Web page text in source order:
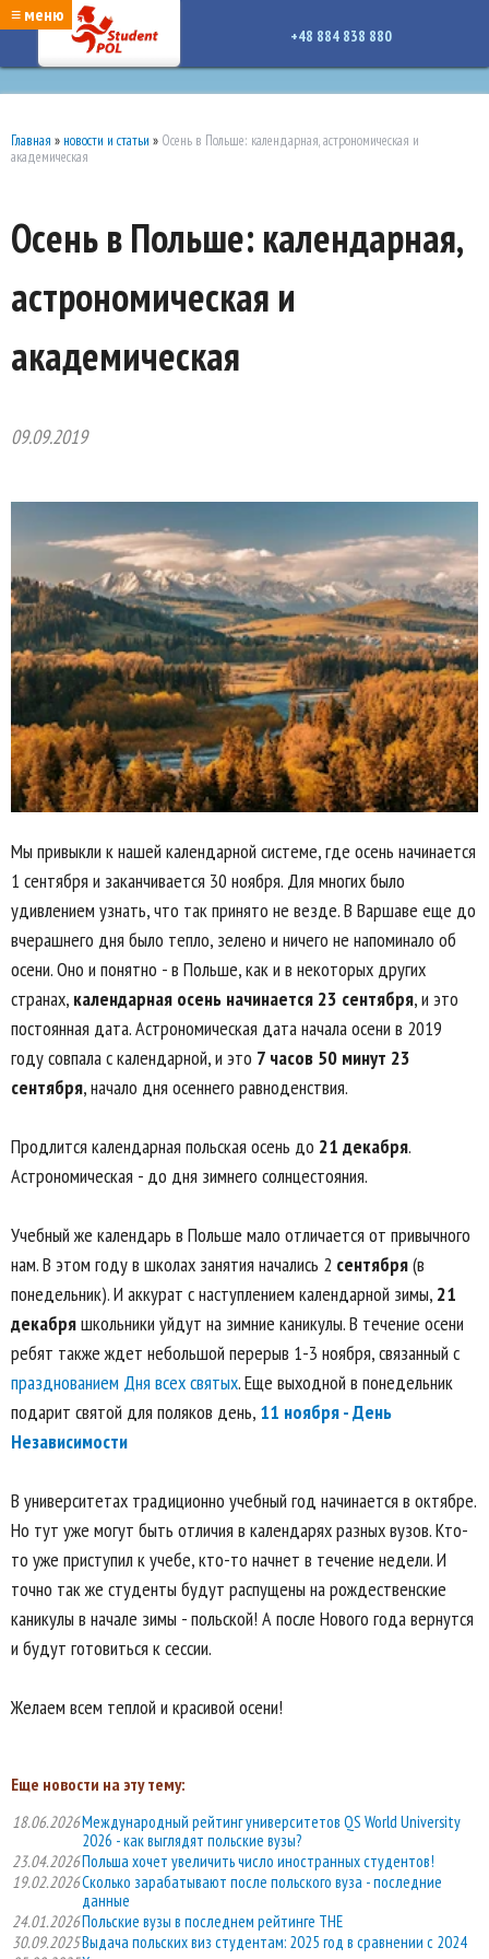
google-site-verification: google7a917c261df1566b.htmlgoogle-site-verification:
google7a917c261df1566b.html
≡ меню
+48 884 838 880
Главная » новости и статьи » Осень в Польше: календарная, астрономическая и
академическая
Осень в Польше: календарная,
астрономическая и
академическая
09.09.2019
Мы привыкли к нашей календарной системе, где осень начинается
1 сентября и заканчивается 30 ноября. Для многих было
удивлением узнать, что так принято не везде. В Варшаве еще до
вчерашнего дня было тепло, зелено и ничего не напоминало об
осени. Оно и понятно - в Польше, как и в некоторых других
странах, календарная осень начинается 23 сентября, и это
постоянная дата. Астрономическая дата начала осени в 2019
году совпала с календарной, и это 7 часов 50 минут 23
сентября, начало дня осеннего равноденствия.
Продлится календарная польская осень до 21 декабря.
Астрономическая - до дня зимнего солнцестояния.
Учебный же календарь в Польше мало отличается от привычного
нам. В этом году в школах занятия начались 2 сентября(в
понедельник). И аккурат с наступлением календарной зимы, 21
декабряшкольники уйдут на зимние каникулы. В течение осени
ребят также ждет небольшой перерыв 1-3 ноября, связанный с
празднованием Дня всех святых. Еще выходной в понедельник
подарит святой для поляков день, 11 ноября - День
Независимости
В университетах традиционно учебный год начинается в октябре.
Но тут уже могут быть отличия в календарях разных вузов. Кто-
то уже приступил к учебе, кто-то начнет в течение недели. И
точно так же студенты будут распущены на рождественские
каникулы в начале зимы - польской! А после Нового года вернутся
и будут готовиться к сессии.
Желаем всем теплой и красивой осени!
Еще новости на эту тему:
18.06.2026Международный рейтинг университетов QS World University
2026 - как выглядят польские вузы?
23.04.2026Польша хочет увеличить число иностранных студентов!
19.02.2026Сколько зарабатывают после польского вуза - последние
данные
24.01.2026Польские вузы в последнем рейтинге THE
30.09.2025Выдача польских виз студентам: 2025 год в сравнении с 2024